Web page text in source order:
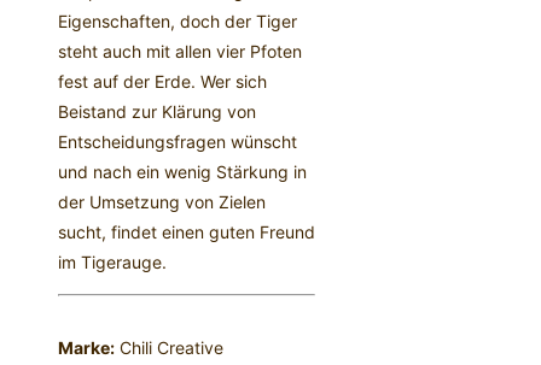
Eigenschaften, doch der Tiger
steht auch mit allen vier Pfoten
fest auf der Erde. Wer sich
Beistand zur Klärung von
Entscheidungsfragen wünscht
und nach ein wenig Stärkung in
der Umsetzung von Zielen
sucht, findet einen guten Freund
im Tigerauge.
Marke: Chili Creative